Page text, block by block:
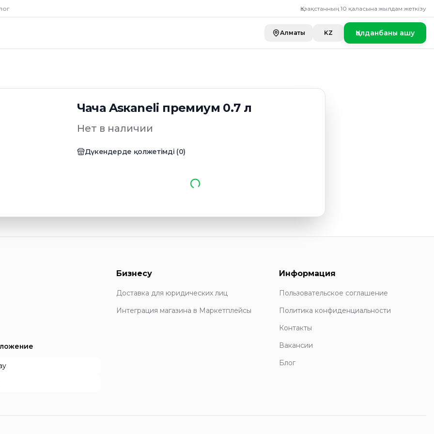
Қазақстанның 10 қаласына жылдам жеткізу
Алматы KZ Қолданбаны ашу
Чача Asкaneli премиум 0.7 л
Нет в наличии
Дүкендерде қолжетімді (0)
Бизнесу
Доставка для юридических лиц
Интеграция магазина в Маркетплейсы
Информация
Пользовательское соглашение
Политика конфиденциальности
Контакты
Вакансии
Блог